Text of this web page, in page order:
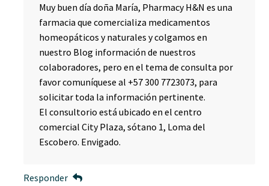
Muy buen día doña María, Pharmacy H&N es una
farmacia que comercializa medicamentos
homeopáticos y naturales y colgamos en
nuestro Blog información de nuestros
colaboradores, pero en el tema de consulta por
favor comuníquese al +57 300 7723073, para
solicitar toda la información pertinente.
El consultorio está ubicado en el centro
comercial City Plaza, sótano 1, Loma del
Escobero. Envigado.
Responder